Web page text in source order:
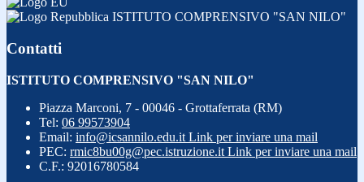
ISTITUTO COMPRENSIVO "SAN NILO"
Contatti
ISTITUTO COMPRENSIVO "SAN NILO"
Piazza Marconi, 7 - 00046 - Grottaferrata (RM)
Tel: 06 99573904
Email: info@icsannilo.edu.it Link per inviare una mail
PEC: rmic8bu00g@pec.istruzione.it Link per inviare una mail
C.F.: 92016780584